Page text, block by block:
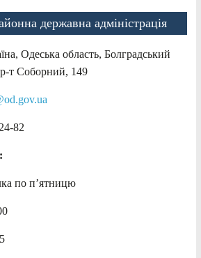
державна адміністрація
Одеська область, Болградський
т Соборний, 149
82
по п’ятницю